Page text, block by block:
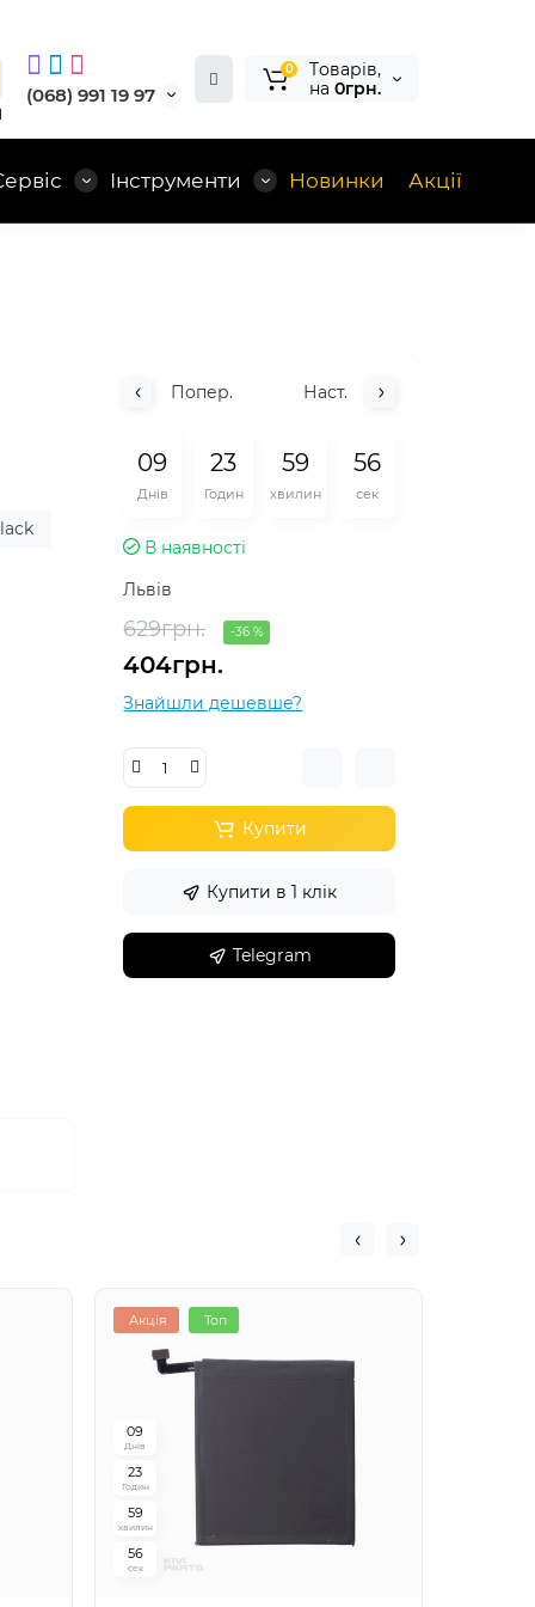
(068) 991 19 97
0
Tоварів,
на 0грн.
Інструменти Новинки Акції
Попер. Наст.
09
Днів
23
Годин
59
хвилин
55
сек
В наявності
Львів
629грн. -36 %
404грн.
Знайшли дешевше?
Купити
Купити в 1 клік
Telegram
Акція Топ
09
Днів
23
Годин
59
хвилин
55
сек